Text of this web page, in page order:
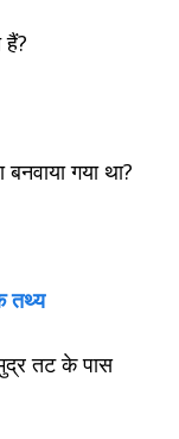
हैं?
गया था?
तथ्य
तट के पास